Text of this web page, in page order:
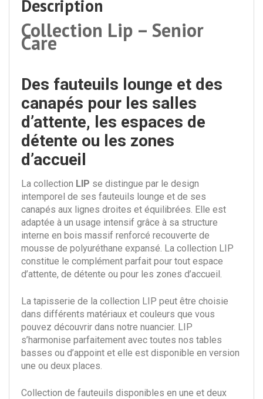
Description
Collection Lip – Senior
Care
Des fauteuils lounge et des
canapés pour les salles
d’attente, les espaces de
détente ou les zones
d’accueil
La collection LIP se distingue par le design
intemporel de ses fauteuils lounge et de ses
canapés aux lignes droites et équilibrées. Elle est
adaptée à un usage intensif grâce à sa structure
interne en bois massif renforcé recouverte de
mousse de polyuréthane expansé. La collection LIP
constitue le complément parfait pour tout espace
d’attente, de détente ou pour les zones d’accueil.
La tapisserie de la collection LIP peut être choisie
dans différents matériaux et couleurs que vous
pouvez découvrir dans notre nuancier. LIP
s’harmonise parfaitement avec toutes nos tables
basses ou d’appoint et elle est disponible en version
une ou deux places.
Collection de fauteuils disponibles en une et deux